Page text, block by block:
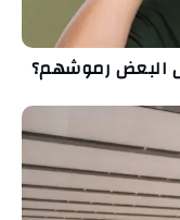
البعض رموشهم؟